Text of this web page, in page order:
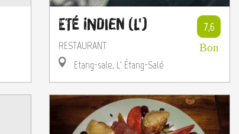
Eté Indien (L')
RESTAURANT
Etang-sale, L' Étang-Salé
7,6
Bon